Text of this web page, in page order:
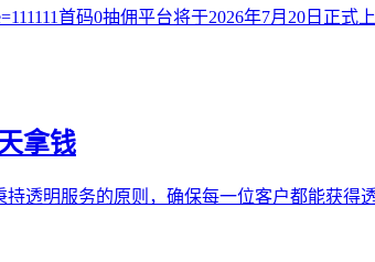
首码0抽佣平台将于2026年7月20日正式
拿钱
透明服务的原则，确保每一位客户都能获得